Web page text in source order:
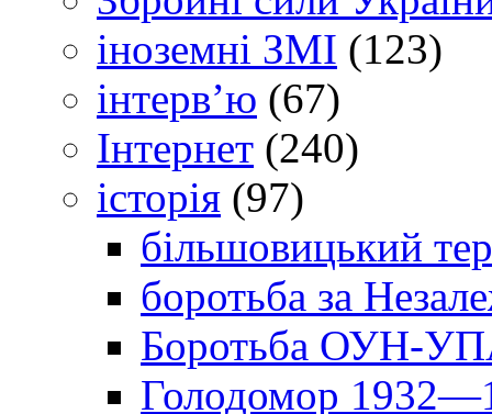
іноземні ЗМІ (123)
інтерв’ю (67)
Інтернет (240)
історія (97)
більшовицький
боротьба за
Боротьба ОУН-УПА
Голодомор